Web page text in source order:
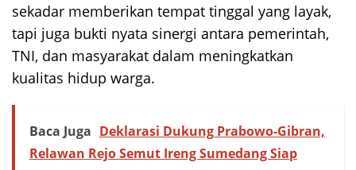
sekadar memberikan tempat tinggal yang layak,
tapi juga bukti nyata sinergi antara pemerintah,
TNI, dan masyarakat dalam meningkatkan
kualitas hidup warga.
Baca Juga Deklarasi Dukung Prabowo-Gibran,
Relawan Rejo Semut Ireng Sumedang Siap